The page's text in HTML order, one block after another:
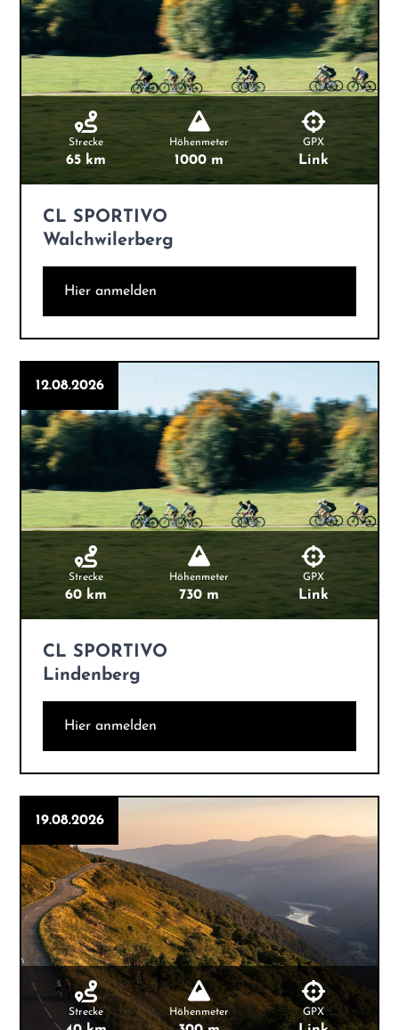
Strecke
65 km
Höhenmeter
1000 m
GPX
Link
CL SPORTIVO
Walchwilerberg
Hier anmelden
12.08.2026
Strecke
60 km
Höhenmeter
730 m
GPX
Link
CL SPORTIVO
Lindenberg
Hier anmelden
19.08.2026
Strecke Höhenmeter GPX